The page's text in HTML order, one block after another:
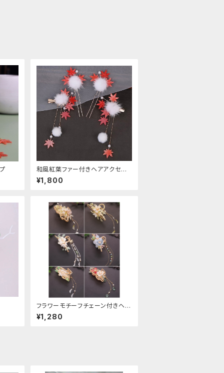
和風紅葉ファー付きヘアアクセサ
リー
¥1,800
フラワーモチーフチェーン付きヘア
クリップ
¥1,280